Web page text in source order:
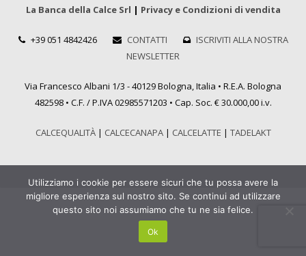
La Banca della Calce Srl | Privacy e Condizioni di vendita
+39 051 4842426 CONTATTI
ISCRIVITI ALLA NOSTRA
NEWSLETTER
Via Francesco Albani 1/3 - 40129 Bologna, Italia • R.E.A. Bologna
482598 • C.F. / P.IVA 02985571203 • Cap. Soc. € 30.000,00 i.v.
CALCEQUALITÀ| CALCECANAPA| CALCELATTE | TADELAKT
Utilizziamo i cookie per essere sicuri che tu possa avere la
migliore esperienza sul nostro sito. Se continui ad utilizzare
questo sito noi assumiamo che tu ne sia felice.
Ok